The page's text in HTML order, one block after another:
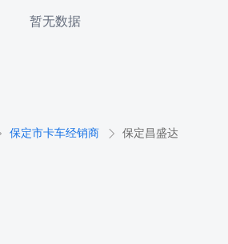
暂无数据
保定市卡车经销商 保定昌盛达